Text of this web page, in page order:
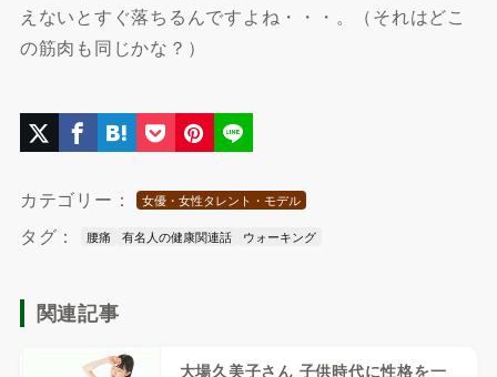
えないとすぐ落ちるんですよね・・・。（それはどこ
の筋肉も同じかな？）
カテゴリー： 女優・女性タレント・モデル
タグ： 腰痛 有名人の健康関連話 ウォーキング
関連記事
大場久美子さん 子供時代に性格を一